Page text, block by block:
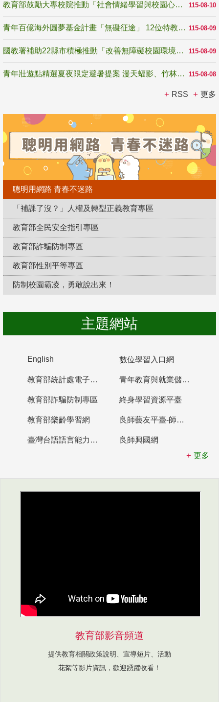
115-08-10
教育部鼓勵大專校院推動「社會情緒學習與校園心理健康促進計畫」 培育校園「心」韌性
115-08-09
青年百億海外圓夢基金計畫「無礙征途」 12位特教與弱勢青年勇闖西班牙 跨越感官限制見證生命蛻變
115-08-09
國教署補助22縣市積極推動「改善無障礙校園環境計畫」 打造友善、安全、無礙學習空間
115-08-08
青年壯遊點精選夏夜限定避暑提案 漫天蝠影、竹林尋蛙、茶香夜觀 邀青年暮色出發
RSS 更多
聰明用網路 青春不迷路
「補課了沒？」人權及轉型正義教育專區
教育部全民安全指引專區
教育部詐騙防制專區
教育部性別平等專區
防制校園霸凌，勇敢說出來！
主題網站
English 數位學習入口網
教育部統計處電子書櫃 青年教育與就業儲蓄帳戶
教育部詐騙防制專區 終身學習資源平臺
教育部樂齡學習網 良師藝友平臺-師資培育整合平臺
臺灣台語語言能力認證網站
良師興國網
更多
教育部影音頻道
提供教育相關政策說明、宣導短片、活動
花絮等影片資訊，歡迎踴躍收看！